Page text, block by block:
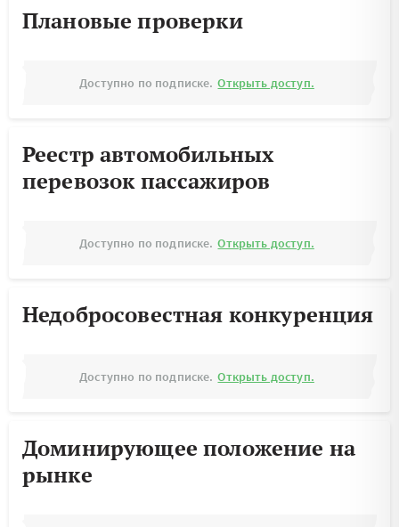
Плановые проверки
Доступно по подписке. Открыть доступ.
Реестр автомобильных
перевозок пассажиров
Доступно по подписке. Открыть доступ.
Недобросовестная конкуренция
Доступно по подписке. Открыть доступ.
Доминирующее положение на
рынке